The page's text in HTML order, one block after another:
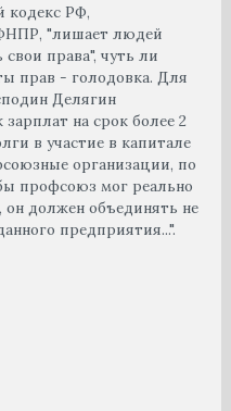
кодекс РФ,
"лишает людей
права", чуть ли
прав - голодовка. Для
Делягин
на срок более 2
в участие в капитале
организации, по
профсоюз мог реально
должен объединять не
предприятия...".